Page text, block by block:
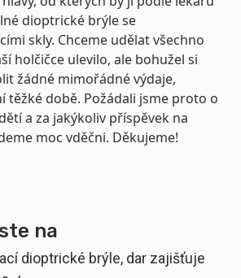
na
dioptrické brýle, dar zajišťuje
dioptrické brýle se
skly. Chceme udělat všechno
holčičce ulevilo, ale bohužel si
žádné mimořádné výdaje,
těžké době. Požádali jsme proto o
a za jakýkoliv příspěvek na
moc vděčni. Děkujeme!